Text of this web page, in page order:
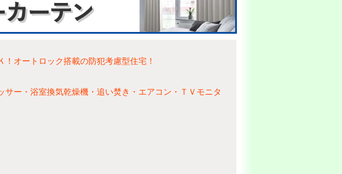
オートロック搭載の防犯考慮型住宅！
ー・浴室換気乾燥機・追い焚き・エアコン・ＴＶモニタ